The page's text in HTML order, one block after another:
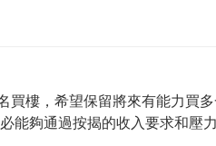
樓，希望保留將來有能力買
能夠通過按揭的收入要求和壓